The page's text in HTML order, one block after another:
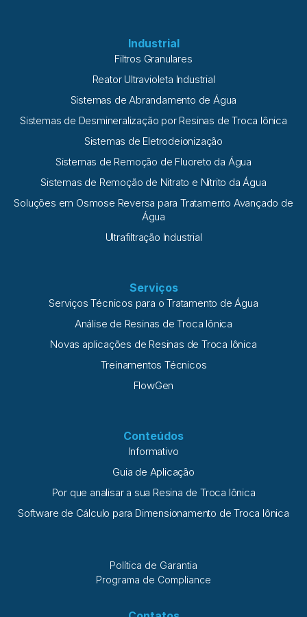
Industrial
Filtros Granulares
Reator Ultravioleta Industrial
Sistemas de Abrandamento de Água
Sistemas de Desmineralização por Resinas de Troca Iônica
Sistemas de Eletrodeionização
Sistemas de Remoção de Fluoreto da Água
Sistemas de Remoção de Nitrato e Nitrito da Água
Soluções em Osmose Reversa para Tratamento Avançado de
Água
Ultrafiltração Industrial
Serviços
Serviços Técnicos para o Tratamento de Água
Análise de Resinas de Troca Iônica
Novas aplicações de Resinas de Troca Iônica
Treinamentos Técnicos
FlowGen
Conteúdos
Informativo
Guia de Aplicação
Por que analisar a sua Resina de Troca Iônica
Software de Cálculo para Dimensionamento de Troca Iônica
Política de Garantia
Programa de Compliance